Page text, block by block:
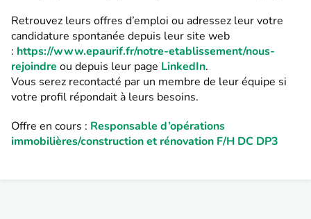
Retrouvez leurs offres d’emploi ou adressez leur votre
candidature spontanée depuis leur site web
: https://www.epaurif.fr/notre-etablissement/nous-
rejoindre ou depuis leur page LinkedIn.
Vous serez recontacté par un membre de leur équipe si
votre profil répondait à leurs besoins.
Offre en cours : Responsable d’opérations
immobilières/construction et rénovation F/H DC DP3